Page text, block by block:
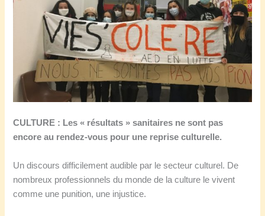
CULTURE : Les « résultats » sanitaires ne sont pas
encore au rendez-vous pour une reprise culturelle.
Un discours difficilement audible par le secteur culturel. De
nombreux professionnels du monde de la culture le vivent
comme une punition, une injustice.